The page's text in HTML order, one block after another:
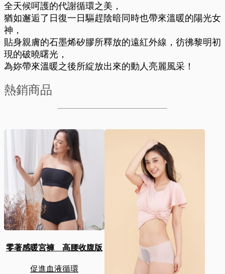
全天候呵護的代謝循環之美，
猶如邂逅了日復一日驅趕陰暗同時也帶來溫暖的陽光女
神，
貼身親膚的石墨烯矽膠所釋放的遠紅外線，彷彿黎明初
現的破曉曙光，
為妳帶來溫暖之後所綻放出來的動人亮麗風采！
熱銷商品
零著感暖宮褲 高腰收腹版
促進血液循環